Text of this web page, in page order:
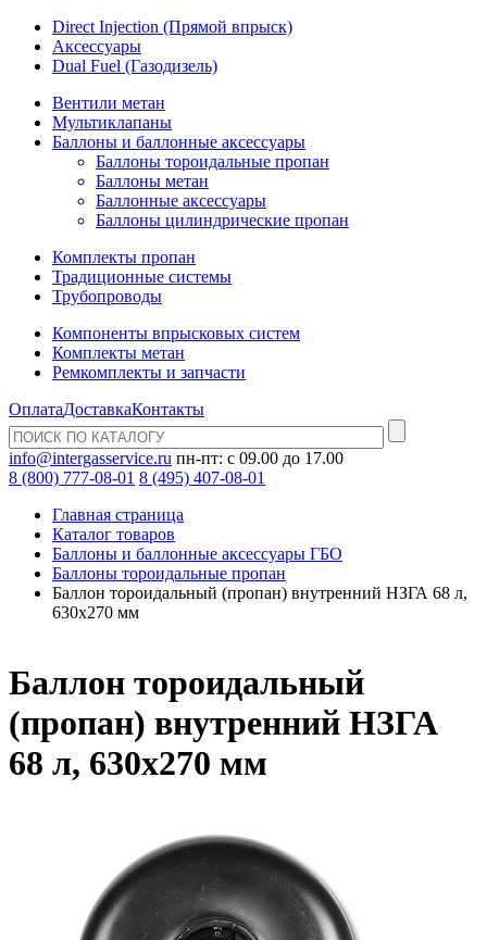
Direct Injection (Прямой впрыск)
Аксессуары
Dual Fuel (Газодизель)
Вентили метан
Мультиклапаны
Баллоны и баллонные аксессуары
Баллоны тороидальные пропан
Баллоны метан
Баллонные аксессуары
Баллоны цилиндрические пропан
Комплекты пропан
Традиционные системы
Трубопроводы
Компоненты впрысковых систем
Комплекты метан
Ремкомплекты и запчасти
ОплатаДоставкаКонтакты
info@intergasservice.ru пн-пт: с 09.00 до 17.00
8 (800) 777-08-01 8 (495) 407-08-01
Главная страница
Каталог товаров
Баллоны и баллонные аксессуары ГБО
Баллоны тороидальные пропан
Баллон тороидальный (пропан) внутренний НЗГА 68 л,
630х270 мм
Баллон тороидальный
(пропан) внутренний НЗГА
68 л, 630х270 мм